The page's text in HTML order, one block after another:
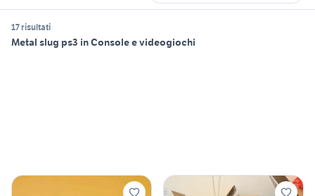
17 risultati
Metal slug ps3 in Console e videogiochi